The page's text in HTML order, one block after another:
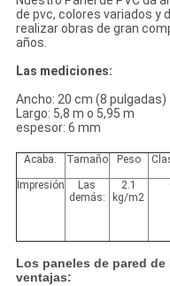
de pvc, colores variados y
realizar obras de gran
años.
Las mediciones:
Ancho: 20 cm (8 pulgadas)
Largo: 5,8 m o 5,95 m
espesor: 6 mm
Acaba. Tamaño Peso
Impresión
Las
demás:
2.1
kg/m2
Los paneles de pared
ventajas: